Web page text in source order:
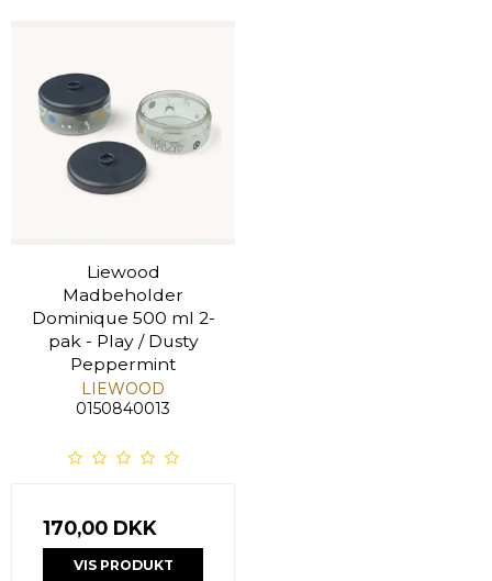
Liewood
Madbeholder
Dominique 500 ml 2-
pak - Play / Dusty
Peppermint
LIEWOOD
0150840013
170,00 DKK
VIS PRODUKT